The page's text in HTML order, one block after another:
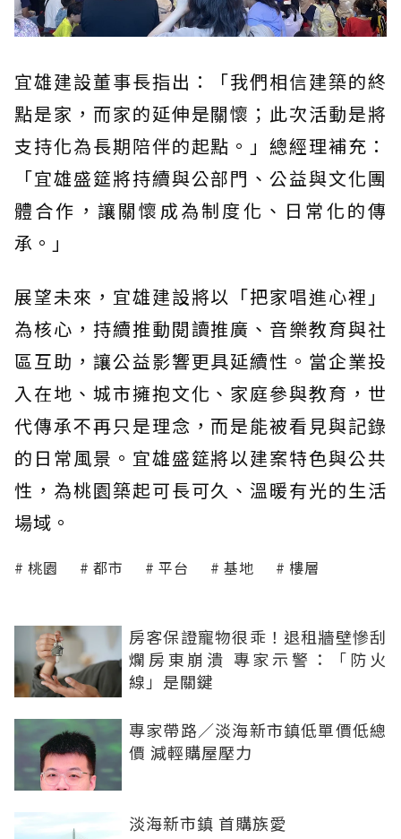
宜雄建設董事長指出：「我們相信建築的終
點是家，而家的延伸是關懷；此次活動是將
支持化為長期陪伴的起點。」總經理補充：
「宜雄盛筵將持續與公部門、公益與文化團
體合作，讓關懷成為制度化、日常化的傳
承。」
展望未來，宜雄建設將以「把家唱進心裡」
為核心，持續推動閱讀推廣、音樂教育與社
區互助，讓公益影響更具延續性。當企業投
入在地、城市擁抱文化、家庭參與教育，世
代傳承不再只是理念，而是能被看見與記錄
的日常風景。宜雄盛筵將以建案特色與公共
性，為桃園築起可長可久、溫暖有光的生活
場域。
桃園 都市 平台 基地 樓層
房客保證寵物很乖！退租牆壁慘刮
爛房東崩潰 專家示警：「防火
線」是關鍵
專家帶路／淡海新市鎮低單價低總
價 減輕購屋壓力
淡海新市鎮 首購族愛